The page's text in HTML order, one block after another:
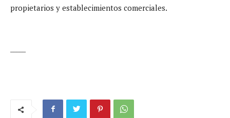
propietarios y establecimientos comerciales.